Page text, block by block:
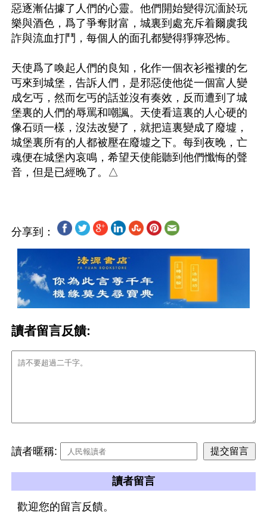
惡逐漸佔據了人們的心靈。他們開始變得沉湎於玩
樂與酒色，爲了爭奪財富，城裏到處充斥着爾虞我
詐與流血打鬥，每個人的面孔都變得猙獰恐怖。
天使爲了喚起人們的良知，化作一個衣衫襤褸的乞
丐來到城堡，告訴人們，是邪惡使他從一個富人變
成乞丐，然而乞丐的話並沒有奏效，反而遭到了城
堡裏的人們的辱罵和嘲諷。天使看這裏的人心硬的
像石頭一樣，沒法改變了，就把這裏變成了廢墟，
城堡裏所有的人都被壓在廢墟之下。每到夜晚，亡
魂便在城堡內哀鳴，希望天使能聽到他們懺悔的聲
分享到：
讀者留言反饋:
讀者暱稱:
讀者留言
歡迎您的留言反饋。